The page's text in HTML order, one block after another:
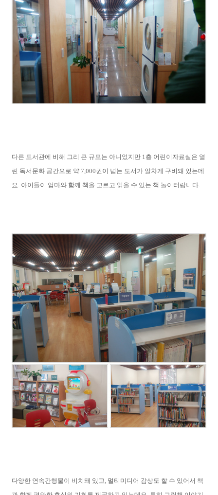
다른 도서관에 비해 그리 큰 규모는 아니었지만 1층 어린이자료실은 열
린 독서문화 공간으로 약 7,000권이 넘는 도서가 알차게 구비돼 있는데
요. 아이들이 엄마와 함께 책을 고르고 읽을 수 있는 책 놀이터랍니다.
다양한 연속간행물이 비치돼 있고, 멀티미디어 감상도 할 수 있어서 책